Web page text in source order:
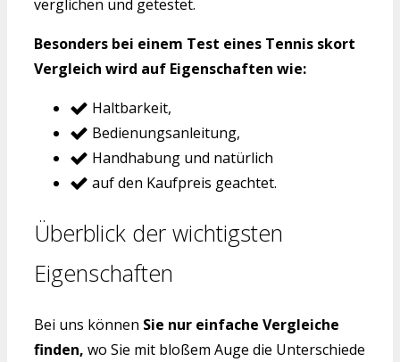
verglichen und getestet.
Besonders bei einem Test eines Tennis skort
Vergleich wird auf Eigenschaften wie:
Haltbarkeit,
Bedienungsanleitung,
Handhabung und natürlich
auf den Kaufpreis geachtet.
Überblick der wichtigsten
Eigenschaften
Bei uns können Sie nur einfache Vergleiche
finden, wo Sie mit bloßem Auge die Unterschiede